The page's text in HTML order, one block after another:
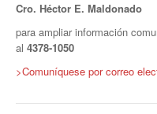
Secretario tesorero
Cro. Héctor E. Maldonado
para ampliar información
al 4378-1050
>Comuníquese por correo